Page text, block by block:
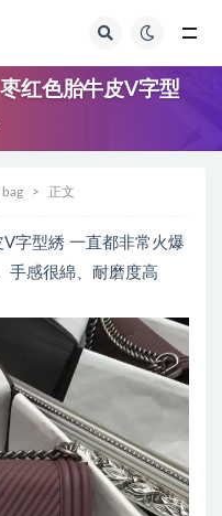
红色胎牛皮V字型
bag 正文
字型綉 一直都非常火爆
手感很綿、耐磨度高